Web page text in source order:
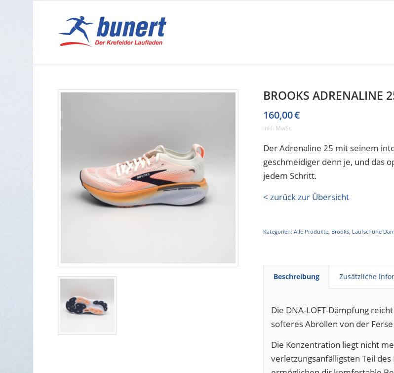
BROOKS ADRENALINE
160,00€
inkl. MwSt.
Der Adrenaline 25 mit seinem
geschmeidiger denn je, und das
jedem Schritt.
< zurück zur Übersicht
Kategorien:Alle Produkte, Brooks, Laufschuhe
Beschreibung Zusätzliche
Die DNA-LOFT-Dämpfung
softeres Abrollen von der
Die Konzentration liegt nicht
verletzungsanfälligsten Teil